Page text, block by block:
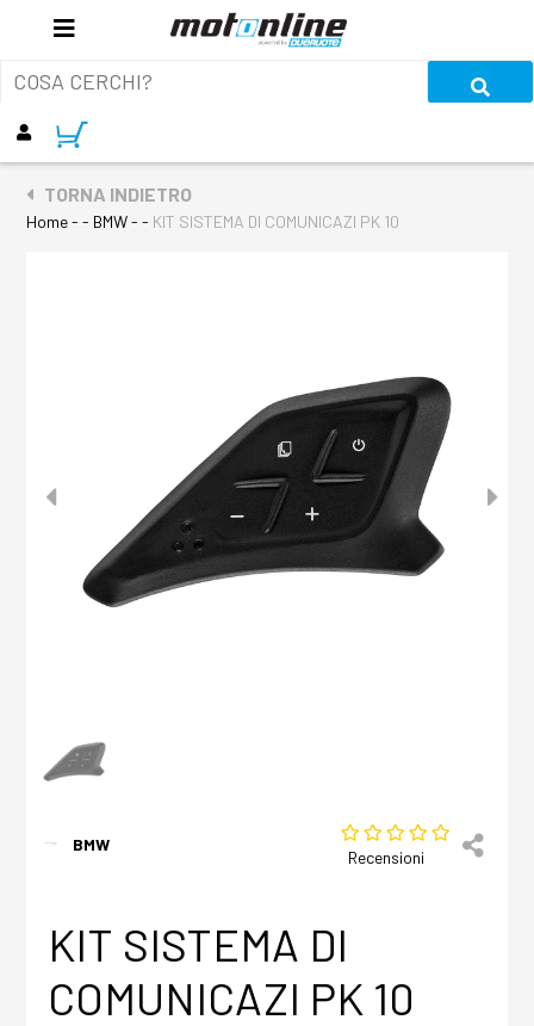
TORNA INDIETRO
Home- - BMW - - KIT SISTEMA DI COMUNICAZI PK 10
BMW
Recensioni
KIT SISTEMA DI
COMUNICAZI PK 10